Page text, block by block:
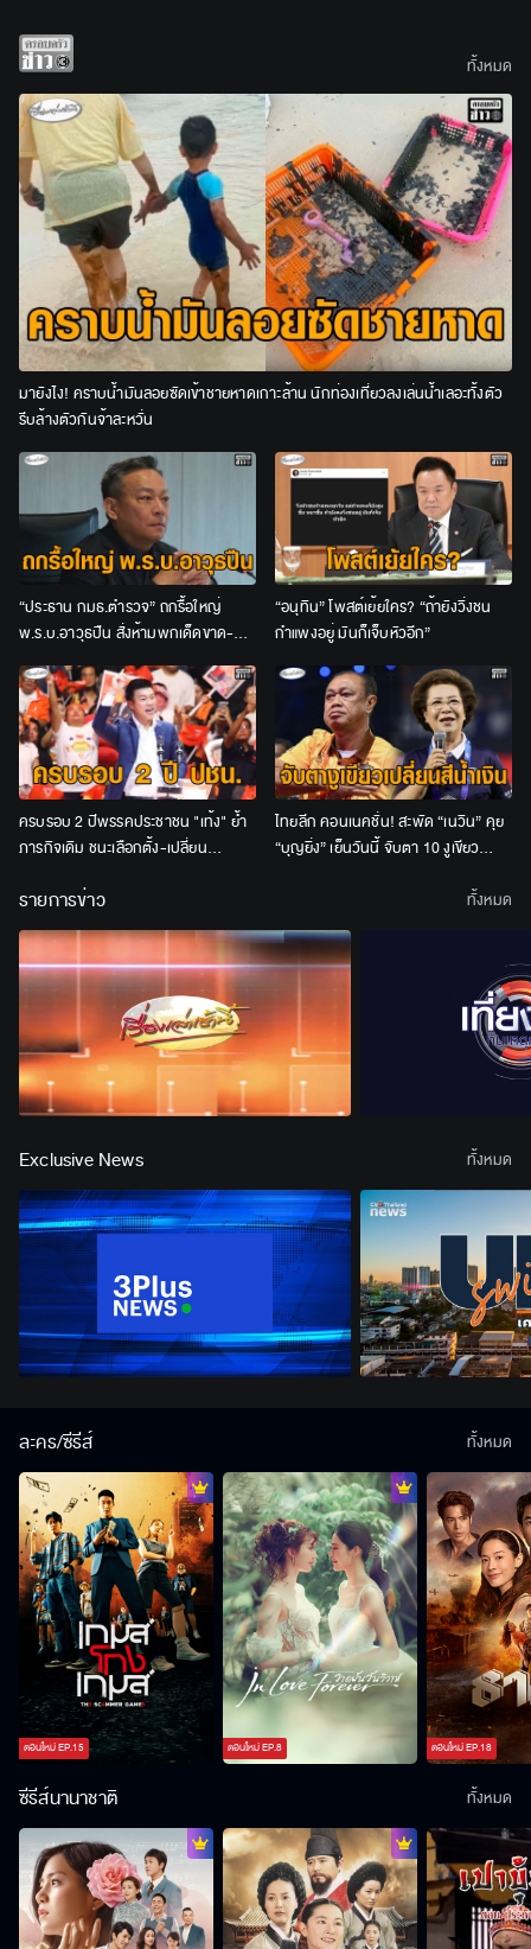
มายังไง! คราบน้ำมันลอยซัดเข้าชายหาดเกาะล้าน นักท่องเที่ยวลงเล่นน้ำเลอะทั้งตัว
รีบล้างตัวกันจ้าละหวั่น
“ประธาน กมธ.ตำรวจ” ถกรื้อใหญ่
พ.ร.บ.อาวุธปืน สั่งห้ามพกเด็ดขาด-
เจ้าของปืนต้องร่วมรับโทษด้วย
“อนุทิน” โพสต์เย้ยใคร? “ถ้ายังวิ่งชน
กำแพงอยู่ มันก็เจ็บหัวอีก”
ครบรอบ 2 ปีพรรคประชาชน "เท้ง" ย้ำ
ภารกิจเดิม ชนะเลือกตั้ง-เปลี่ยน
ไทยลีก คอนเนคชั่น! สะพัด “เนวิน” คุย
“บุญยิ่ง” เย็นวันนี้ จับตา 10 งูเขียว
ทั้งหมด
รายการข่าว ทั้งหมด
Exclusive News ทั้งหมด
ละคร/ซีรีส์
ตอนใหม่EP.15 ตอนใหม่EP.8 ตอนใหม่EP.18
ทั้งหมด
ซีรีส์นานาชาติ ทั้งหมด